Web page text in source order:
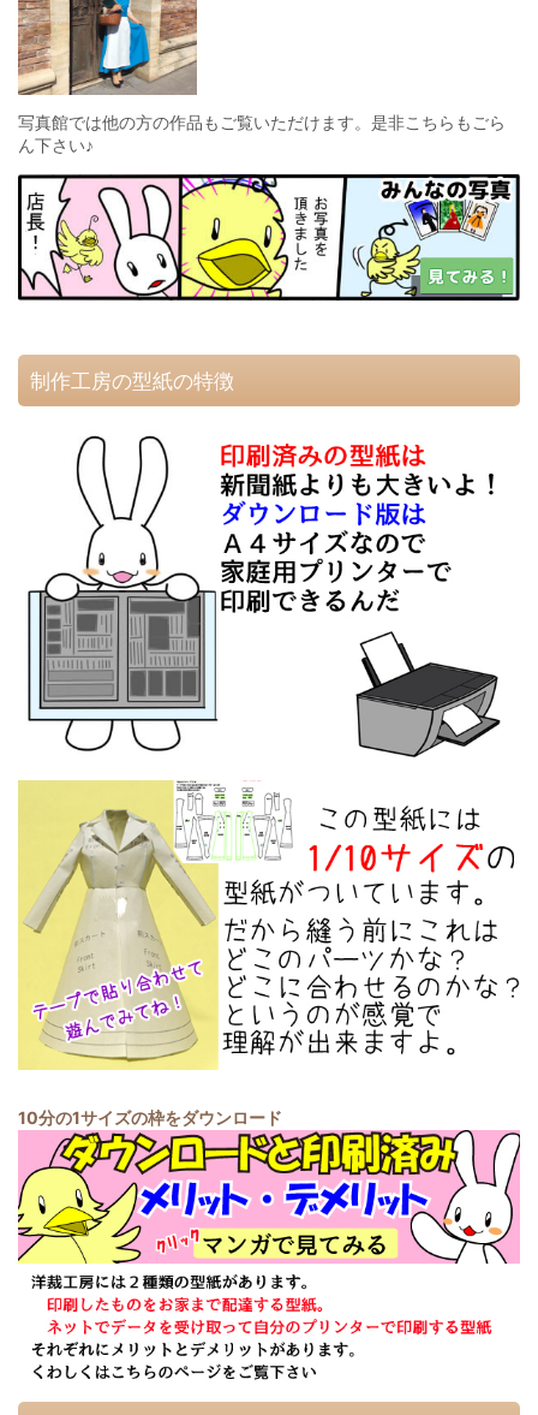
写真館では他の方の作品もご覧いただけます。是非こちらもごら
ん下さい♪
制作工房の型紙の特徴
10分の1サイズの枠をダウンロード